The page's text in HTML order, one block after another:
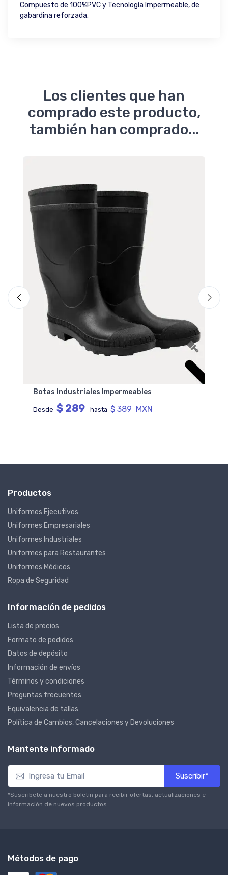
Compuesto de 100%PVC y Tecnología Impermeable, de
gabardina reforzada.
Los clientes que han
comprado este producto,
también han comprado...
Botas Industriales Impermeables
Desde $ 289 hasta $ 389 MXN
Productos
Uniformes Ejecutivos
Uniformes Empresariales
Uniformes Industriales
Uniformes para Restaurantes
Uniformes Médicos
Ropa de Seguridad
Información de pedidos
Lista de precios
Formato de pedidos
Datos de depósito
Información de envíos
Términos y condiciones
Preguntas frecuentes
Equivalencia de tallas
Política de Cambios, Cancelaciones y Devoluciones
Mantente informado
Suscribir*
*Suscríbete a nuestro boletín para recibir ofertas, actualizaciones e
información de nuevos productos.
Métodos de pago